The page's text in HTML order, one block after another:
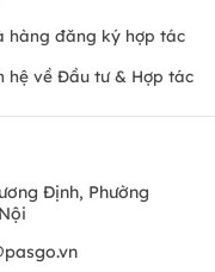
hàng đăng ký hợp tác
hệ về Đầu tư & Hợp tác
Định, Phường